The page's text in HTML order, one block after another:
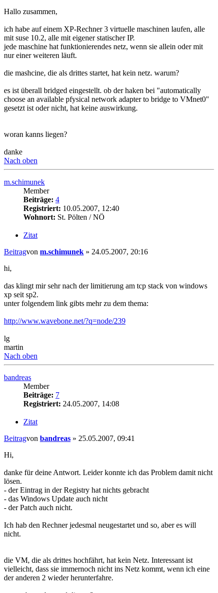
Hallo zusammen,
ich habe auf einem XP-Rechner 3 virtuelle maschinen laufen, alle
mit suse 10.2, alle mit eigener statischer IP.
jede maschine hat funktionierendes netz, wenn sie allein oder mit
nur einer weiteren läuft.
die mashcine, die als drittes startet, hat kein netz. warum?
es ist überall bridged eingestellt. ob der haken bei "automatically
choose an available pfysical network adapter to bridge to VMnet0"
gesetzt ist oder nicht, hat keine auswirkung.
woran kanns liegen?
danke
Nach oben
m.schimunek
Member
Beiträge: 4
Registriert: 10.05.2007, 12:40
Wohnort: St. Pölten / NÖ
Zitat
Beitragvon m.schimunek » 24.05.2007, 20:16
hi,
das klingt mir sehr nach der limitierung am tcp stack von windows
xp seit sp2.
unter folgendem link gibts mehr zu dem thema:
http://www.wavebone.net/?q=node/239
lg
martin
Nach oben
bandreas
Member
Beiträge: 7
Registriert: 24.05.2007, 14:08
Zitat
Beitragvon bandreas » 25.05.2007, 09:41
Hi,
danke für deine Antwort. Leider konnte ich das Problem damit nicht
lösen.
- der Eintrag in der Registry hat nichts gebracht
- das Windows Update auch nicht
- der Patch auch nicht.
Ich hab den Rechner jedesmal neugestartet und so, aber es will
nicht.
die VM, die als drittes hochfährt, hat kein Netz. Interessant ist
vielleicht, dass sie immernoch nicht ins Netz kommt, wenn ich eine
der anderen 2 wieder herunterfahre.